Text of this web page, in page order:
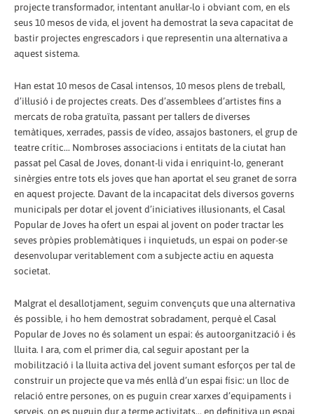
projecte transformador, intentant anul·lar-lo i obviant com, en els
seus 10 mesos de vida, el jovent ha demostrat la seva capacitat de
bastir projectes engrescadors i que representin una alternativa a
aquest sistema.
Han estat 10 mesos de Casal intensos, 10 mesos plens de treball,
d’il·lusió i de projectes creats. Des d’assemblees d’artistes fins a
mercats de roba gratuïta, passant per tallers de diverses
temàtiques, xerrades, passis de vídeo, assajos bastoners, el grup de
teatre crític... Nombroses associacions i entitats de la ciutat han
passat pel Casal de Joves, donant-li vida i enriquint-lo, generant
sinèrgies entre tots els joves que han aportat el seu granet de sorra
en aquest projecte. Davant de la incapacitat dels diversos governs
municipals per dotar el jovent d’iniciatives il·lusionants, el Casal
Popular de Joves ha ofert un espai al jovent on poder tractar les
seves pròpies problemàtiques i inquietuds, un espai on poder-se
desenvolupar veritablement com a subjecte actiu en aquesta
societat.
Malgrat el desallotjament, seguim convençuts que una alternativa
és possible, i ho hem demostrat sobradament, perquè el Casal
Popular de Joves no és solament un espai: és autoorganització i és
lluita. I ara, com el primer dia, cal seguir apostant per la
mobilització i la lluita activa del jovent sumant esforços per tal de
construir un projecte que va més enllà d’un espai físic: un lloc de
relació entre persones, on es puguin crear xarxes d’equipaments i
serveis, on es puguin dur a terme activitats... en definitiva un espai